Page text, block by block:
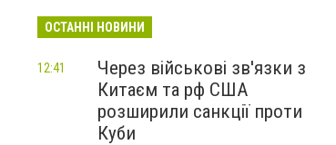
ОСТАННІ НОВИНИ
Через військові зв'язки з
Китаєм та рф США
розширили санкції проти
Куби
12:41